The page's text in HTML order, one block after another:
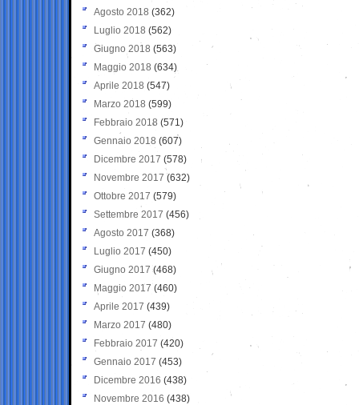
Agosto 2018 (362)
Luglio 2018 (562)
Giugno 2018 (563)
Maggio 2018 (634)
Aprile 2018 (547)
Marzo 2018 (599)
Febbraio 2018 (571)
Gennaio 2018 (607)
Dicembre 2017 (578)
Novembre 2017 (632)
Ottobre 2017 (579)
Settembre 2017 (456)
Agosto 2017 (368)
Luglio 2017 (450)
Giugno 2017 (468)
Maggio 2017 (460)
Aprile 2017 (439)
Marzo 2017 (480)
Febbraio 2017 (420)
Gennaio 2017 (453)
Dicembre 2016 (438)
Novembre 2016 (438)